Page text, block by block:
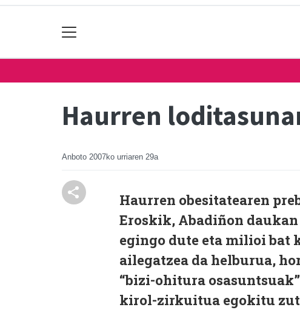
Haurren
Anboto 2007ko urriaren 29a
Haurren obesitatearen
Eroskik, Abadiñon
egingo dute eta milioi bat
ailegatzea da helburua,
“bizi-ohitura
kirol-zirkuitua egokitu